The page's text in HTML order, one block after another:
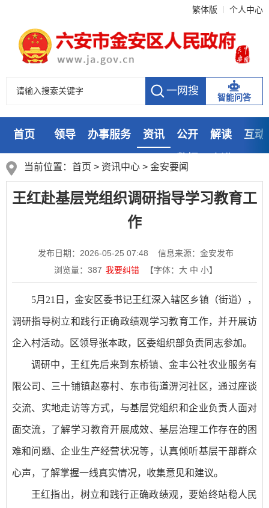
繁体版 个人中心
智能问答
首页 领导 办事服务 资讯 公开 解读
互动
当前位置： 首页 > 资讯中心 > 金安要闻
王红赴基层党组织调研指导学习教育工
作
发布日期：2026-05-25 07:48
信息来源：金安发布
浏览量： 387 我要纠错 【字体： 大 中 小】
5月21日，金安区委书记王红深入辖区乡镇（街道），
调研指导树立和践行正确政绩观学习教育工作，并开展访
企入村活动。区领导张本政，区委组织部负责同志参加。
调研中，王红先后来到东桥镇、金丰公社农业服务有
限公司、三十铺镇赵寨村、东市街道淠河社区，通过座谈
交流、实地走访等方式，与基层党组织和企业负责人面对
面交流，了解学习教育开展成效、基层治理工作存在的困
难和问题、企业生产经营状况等，认真倾听基层干部群众
心声，了解掌握一线真实情况，收集意见和建议。
王红指出，树立和践行正确政绩观，要始终站稳人民